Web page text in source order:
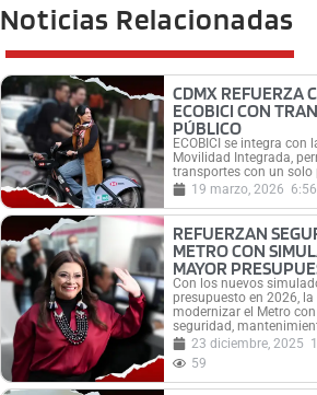
Noticias Relacionadas
CDMX REFUERZA
ECOBICI CON
PÚBLICO
ECOBICI se integra con
Movilidad Integrada,
transportes con un solo
19 marzo, 2026
REFUERZAN
METRO CON
MAYOR
Con los nuevos
presupuesto en 2026, la
modernizar el Metro
seguridad,
23 diciembre, 2025
59